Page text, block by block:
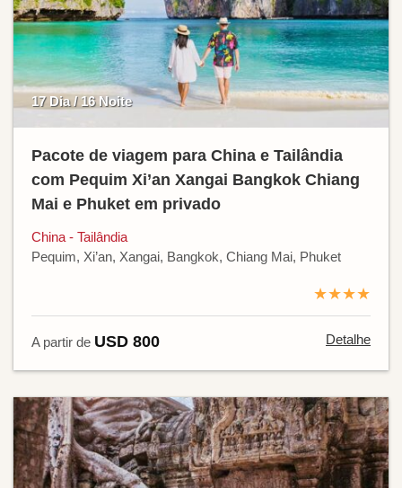
17 Dia / 16 Noite
Pacote de viagem para China e Tailândia
com Pequim Xi’an Xangai Bangkok Chiang
Mai e Phuket em privado
China - Tailândia
Pequim, Xi’an, Xangai, Bangkok, Chiang Mai, Phuket
★★★★
A partir de USD 800 Detalhe